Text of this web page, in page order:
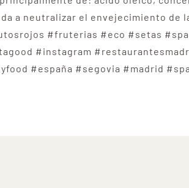
a neutralizar el envejecimiento de
#fruterias #eco #setas
#instagram
#españa #segovia #madrid